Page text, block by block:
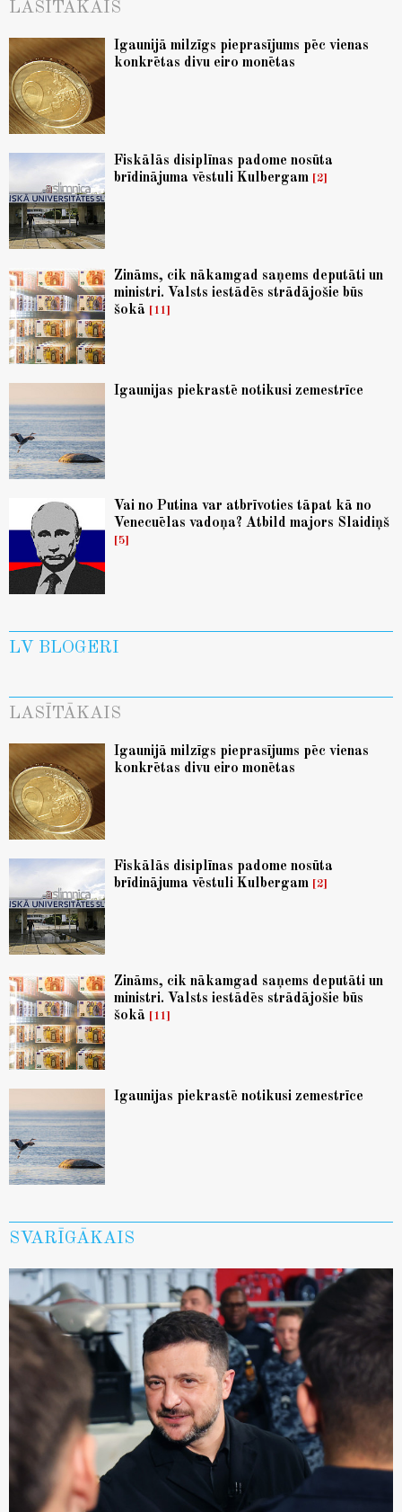
LASĪTĀKAIS
Igaunijā milzīgs pieprasījums pēc vienas
konkrētas divu eiro monētas
Fiskālās disiplīnas padome nosūta
brīdinājuma vēstuli Kulbergam
2
Zināms, cik nākamgad saņems deputāti un
ministri. Valsts iestādēs strādājošie būs
šokā
11
Igaunijas piekrastē notikusi zemestrīce
Vai no Putina var atbrīvoties tāpat kā no
Venecuēlas vadoņa? Atbild majors Slaidiņš
5
LV BLOGERI
LASĪTĀKAIS
Igaunijā milzīgs pieprasījums pēc vienas
konkrētas divu eiro monētas
Fiskālās disiplīnas padome nosūta
brīdinājuma vēstuli Kulbergam
2
Zināms, cik nākamgad saņems deputāti un
ministri. Valsts iestādēs strādājošie būs
šokā
11
Igaunijas piekrastē notikusi zemestrīce
SVARĪGĀKAIS